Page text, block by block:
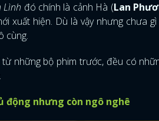
Lình đó chính là cảnh Hà (Lan
xuất hiện. Dù là vậy nhưng chưa
cùng.
từ những bộ phim trước, đều có
động nhưng còn ngô nghê